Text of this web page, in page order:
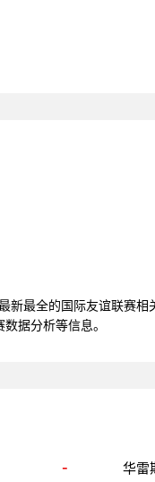
最全的国际友谊联赛
据分析等信息。
- 华雷